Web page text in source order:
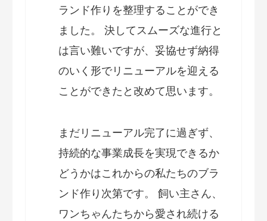
ランド作りを整理することができ
ました。 決してスムーズな進行と
は言い難いですが、妥協せず納得
のいく形でリニューアルを迎える
ことができたと改めて思います。
まだリニューアル完了に過ぎず、
持続的な事業成長を実現できるか
どうかはこれからの私たちのブラ
ンド作り次第です。 飼い主さん、
ワンちゃんたちから愛され続ける